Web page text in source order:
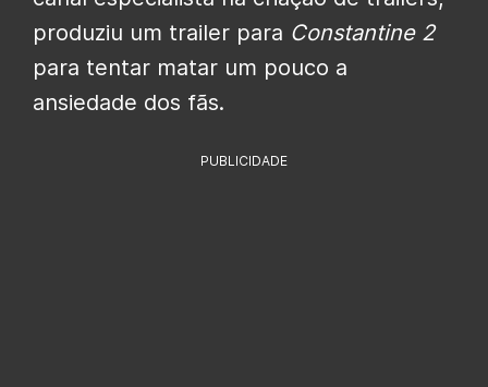
produziu um trailer para Constantine 2
para tentar matar um pouco a
ansiedade dos fãs.
PUBLICIDADE